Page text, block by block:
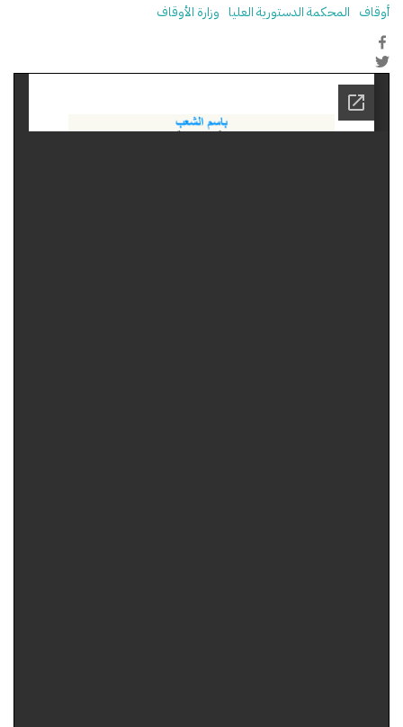
أوقاف المحكمة الدستورية العليا وزارة الأوقاف